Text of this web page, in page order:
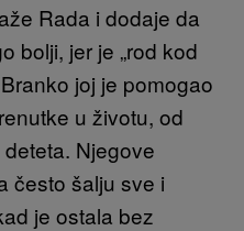
Rada i dodaje da
bolji, jer je „rod kod
joj je pomogao
u životu, od
Njegove
često šalju sve i
je ostala bez